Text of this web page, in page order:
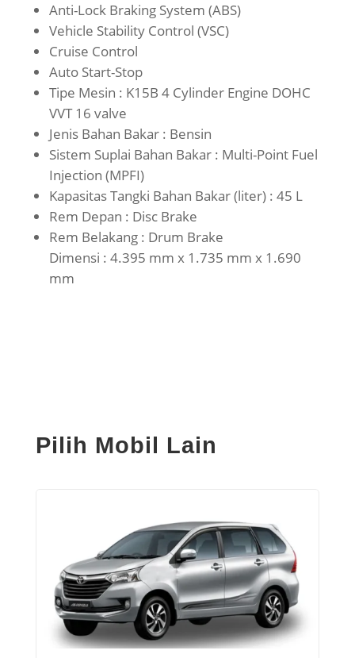
Anti-Lock Braking System (ABS)
Vehicle Stability Control (VSC)
Cruise Control
Auto Start-Stop
Tipe Mesin : K15B 4 Cylinder Engine DOHC
VVT 16 valve
Jenis Bahan Bakar : Bensin
Sistem Suplai Bahan Bakar : Multi-Point Fuel
Injection (MPFI)
Kapasitas Tangki Bahan Bakar (liter) : 45 L
Rem Depan : Disc Brake
Rem Belakang : Drum Brake
Dimensi : 4.395 mm x 1.735 mm x 1.690
mm
Pilih Mobil Lain